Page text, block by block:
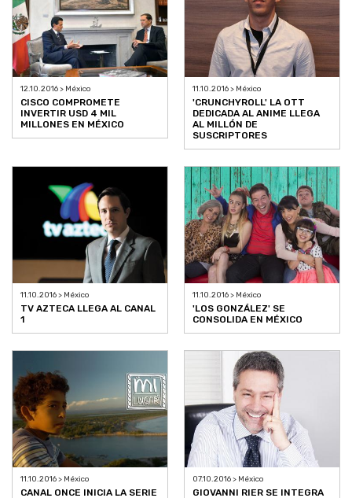
12.10.2016 > México
CISCO COMPROMETE
INVERTIR USD 4 MIL
MILLONES EN MÉXICO
11.10.2016 > México
'CRUNCHYROLL' LA OTT
DEDICADA AL ANIME LLEGA
AL MILLÓN DE
SUSCRIPTORES
11.10.2016 > México
TV AZTECA LLEGA AL CANAL
1
11.10.2016 > México
'LOS GONZÁLEZ' SE
CONSOLIDA EN MÉXICO
11.10.2016 > México
CANAL ONCE INICIA LA SERIE
07.10.2016 > México
GIOVANNI RIER SE INTEGRA